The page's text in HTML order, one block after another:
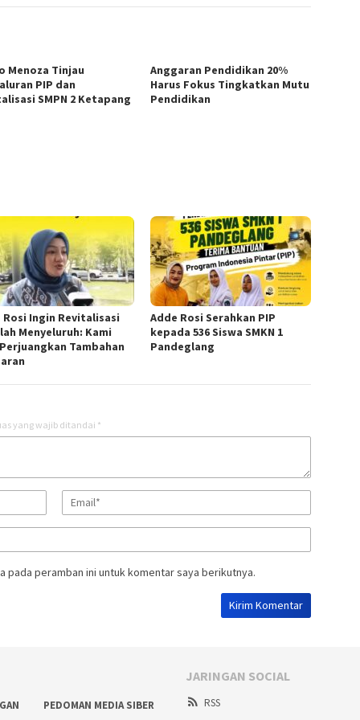
Menoza Tinjau
PIP dan
SMPN 2 Ketapang
Anggaran Pendidikan 20%
Harus Fokus Tingkatkan Mutu
Pendidikan
Rosi Ingin Revitalisasi
Menyeluruh: Kami
Tambahan
Adde Rosi Serahkan PIP
kepada 536 Siswa SMKN 1
Pandeglang
yang wajib ditandai *
pada peramban ini untuk komentar saya berikutnya.
PEDOMAN MEDIA SIBER
JARINGAN SOCIAL
RSS